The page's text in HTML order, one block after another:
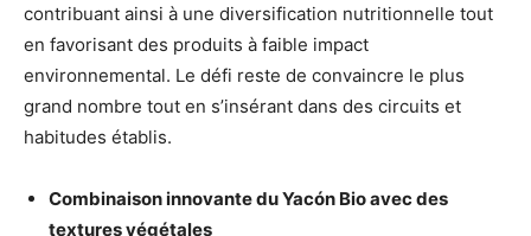
contribuant ainsi à une diversification nutritionnelle tout
en favorisant des produits à faible impact
environnemental. Le défi reste de convaincre le plus
grand nombre tout en s’insérant dans des circuits et
habitudes établis.
Combinaison innovante du Yacón Bio avec des
textures végétales